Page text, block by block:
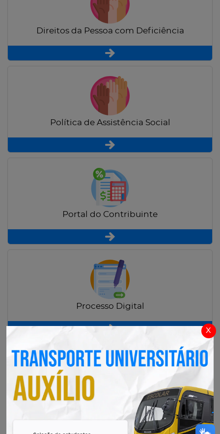
x
Direitos da Pessoa com Deficiência
Política de Assistência Social
Portal do Contribuinte
Processo Digital
Radar Transparência Pública